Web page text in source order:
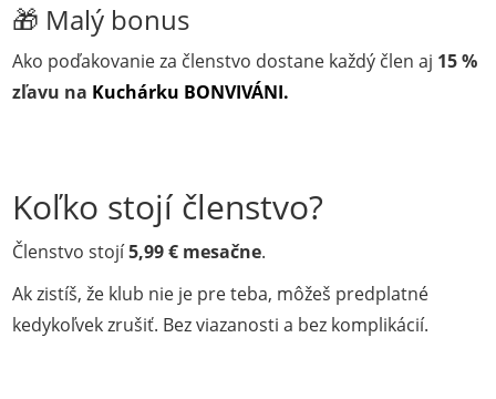
🎁 Malý bonus
Ako poďakovanie za členstvo dostane každý člen aj 15 %
zľavu na Kuchárku BONVIVÁNI.
Koľko stojí členstvo?
Členstvo stojí5,99 € mesačne.
Ak zistíš, že klub nie je pre teba, môžeš predplatné
kedykoľvek zrušiť. Bez viazanosti a bez komplikácií.